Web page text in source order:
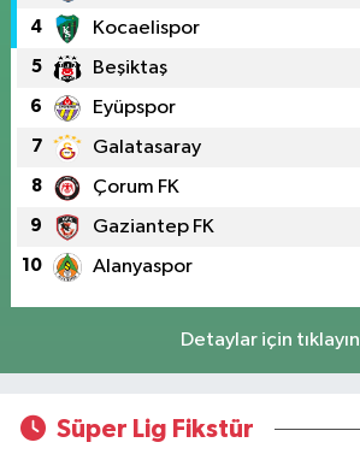
4 Kocaelispor
5 Beşiktaş
6 Eyüpspor
7 Galatasaray
8 Çorum FK
9 Gaziantep FK
10 Alanyaspor
Detaylar için tıklayın
Süper Lig Fikstür